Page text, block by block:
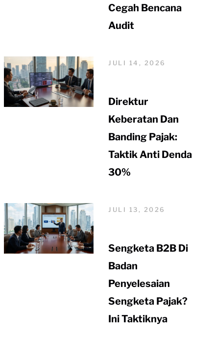
Cegah Bencana
Audit
JULI 14, 2026
Direktur
Keberatan Dan
Banding Pajak:
Taktik Anti Denda
30%
JULI 13, 2026
Sengketa B2B Di
Badan
Penyelesaian
Sengketa Pajak?
Ini Taktiknya